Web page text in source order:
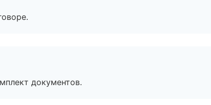
документов.